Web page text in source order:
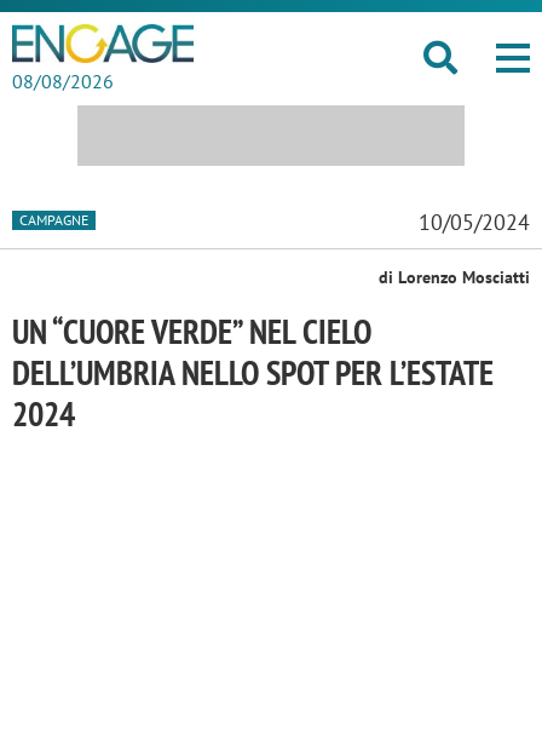
08/08/2026
CAMPAGNE 10/05/2024
di Lorenzo Mosciatti
UN “CUORE VERDE” NEL CIELO
DELL’UMBRIA NELLO SPOT PER L’ESTATE
2024